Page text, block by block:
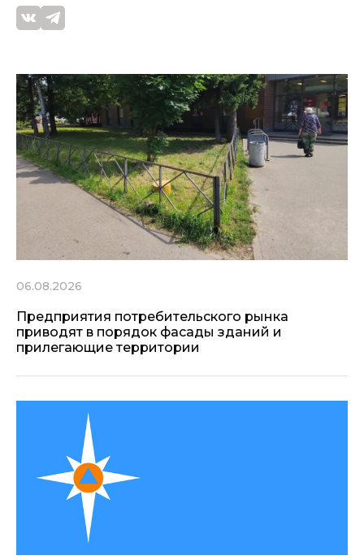
06.08.2026
Предприятия потребительского рынка
приводят в порядок фасады зданий и
прилегающие территории